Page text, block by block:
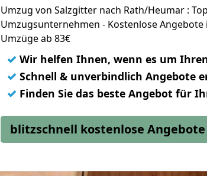
Umzug von Salzgitter nach Rath/Heumar :
Umzugsunternehmen - Kostenlose Angebote
Umzüge ab 83€
✓ Wir helfen Ihnen, wenn es um
✓ Schnell & unverbindlich Angebote
✓ Finden Sie das beste Angebot für
blitzschnell kostenlose